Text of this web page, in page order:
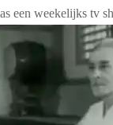
een weekelijks tv